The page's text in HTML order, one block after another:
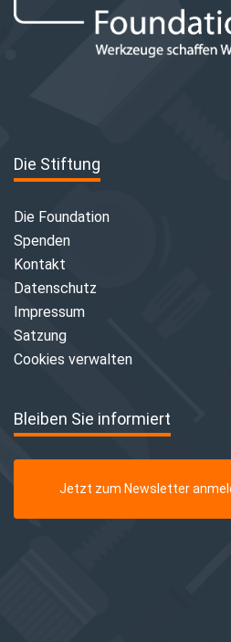
Die Stiftung
Die Foundation
Spenden
Kontakt
Datenschutz
Impressum
Satzung
Cookies verwalten
Bleiben Sie informiert
Jetzt zum Newsletter